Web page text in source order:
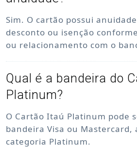
Sim. O cartão possui
desconto ou isenção
ou relacionamento com o
Qual é a bandeira do
Platinum?
O Cartão Itaú Platinum pode
bandeira Visa ou Mastercard,
categoria Platinum.